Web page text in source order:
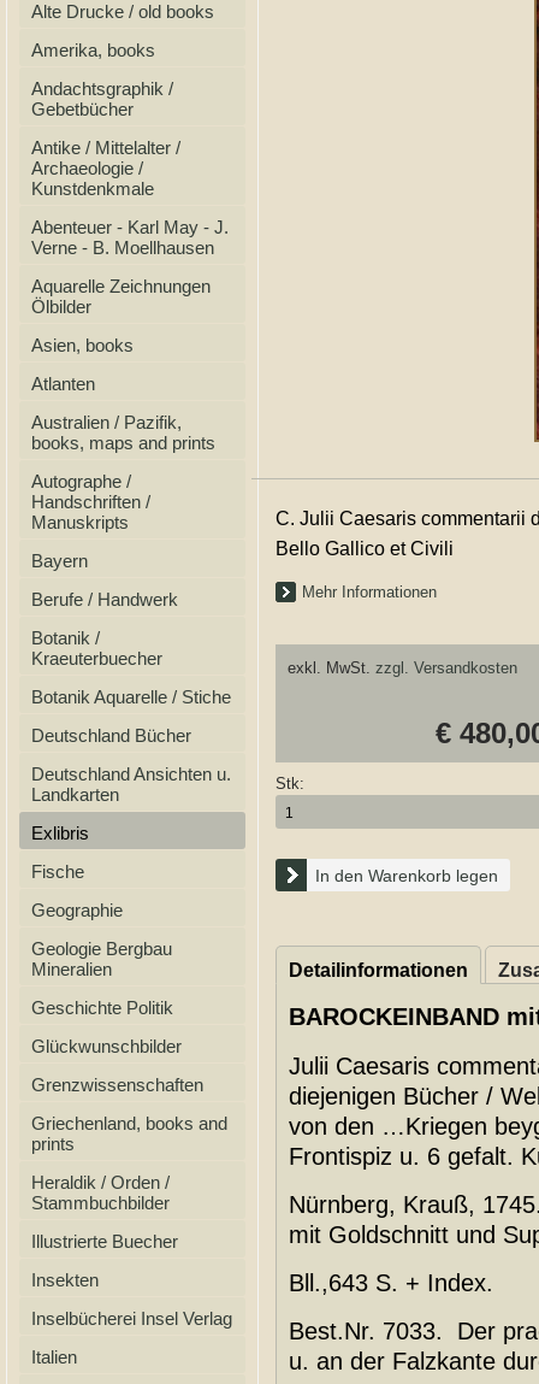
Alte Drucke / old books
Amerika, books
Andachtsgraphik /
Gebetbücher
Antike / Mittelalter /
Archaeologie /
Kunstdenkmale
Abenteuer - Karl May - J.
Verne - B. Moellhausen
Aquarelle Zeichnungen
Ölbilder
Asien, books
Atlanten
Australien / Pazifik,
books, maps and prints
Autographe /
Handschriften /
Manuskripts
Bayern
Berufe / Handwerk
Botanik /
Kraeuterbuecher
Botanik Aquarelle / Stiche
Deutschland Bücher
Deutschland Ansichten u.
Landkarten
Exlibris
Fische
Geographie
Geologie Bergbau
Mineralien
Geschichte Politik
Glückwunschbilder
Grenzwissenschaften
Griechenland, books and
prints
Heraldik / Orden /
Stammbuchbilder
Illustrierte Buecher
Insekten
Inselbücherei Insel Verlag
Italien
C. Julii Caesaris commentarii
Bello Gallico et Civili
Mehr Informationen
exkl. MwSt. zzgl. Versandkosten
€
Stk:
In den Warenkorb legen
Detailinformationen
BAROCKEINBAND
Julii Caesaris
diejenigen Bücher /
von den …Kriegen
Frontispiz u. 6 gefalt.
Nürnberg, Krauß,
mit Goldschnitt und
Bll.,643 S. + Index.
Best.Nr. 7033. Der
u. an der Falzkante